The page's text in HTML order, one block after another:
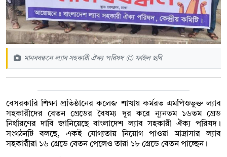
মানববন্ধনে ল্যাব সহকারী ঐক্য পরিষদ © ফাইল ছবি
বেসরকারি শিক্ষা প্রতিষ্ঠানের কলেজ শাখায় কর্মরত এমপিওভুক্ত ল্যাব
সহকারীদের বেতন গ্রেডের বৈষম্য দূর করে ন্যূনতম ১৬তম গ্রেড
নির্ধারণের দাবি জানিয়েছে বাংলাদেশ ল্যাব সহকারী ঐক্য পরিষদ।
সংগঠনটি বলছে, একই যোগ্যতায় নিয়োগ পাওয়া মাদ্রাসার ল্যাব
সহকারীরা ১৬ গ্রেডে বেতন পেলেও তারা ১৮ গ্রেডে বেতন পাচ্ছেন।